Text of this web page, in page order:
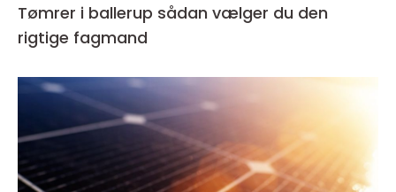
Tømrer i ballerup sådan vælger du den
rigtige fagmand